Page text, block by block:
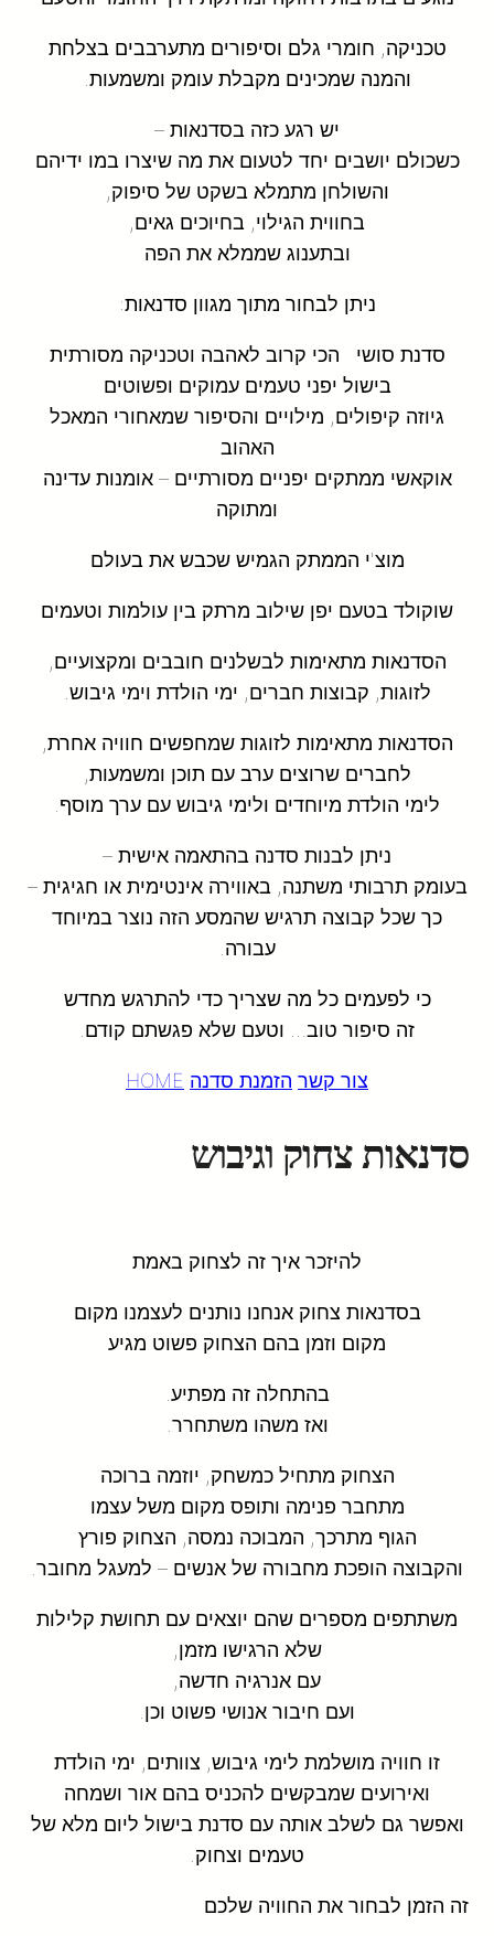
טכניקה, חומרי גלם וסיפורים מתערבבים בצלחת
והמנה שמכינים מקבלת עומק ומשמעות.
יש רגע כזה בסדנאות –
כשכולם יושבים יחד לטעום את מה שיצרו במו ידיהם
והשולחן מתמלא בשקט של סיפוק,
בחווית הגילוי, בחיוכים גאים,
ובתענוג שממלא את הפה
ניתן לבחור מתוך מגוון סדנאות:
סדנת סושי הכי קרוב לאהבה וטכניקה מסורתית
בישול יפני טעמים עמוקים ופשוטים
גיוזה קיפולים, מילויים והסיפור שמאחורי המאכל
האהוב
אוקאשי ממתקים יפניים מסורתיים – אומנות עדינה
ומתוקה
מוצ'י הממתק הגמיש שכבש את בעולם
שוקולד בטעם יפן שילוב מרתק בין עולמות וטעמים
הסדנאות מתאימות לבשלנים חובבים ומקצועיים,
לזוגות, קבוצות חברים, ימי הולדת וימי גיבוש.
הסדנאות מתאימות לזוגות שמחפשים חוויה אחרת,
לחברים שרוצים ערב עם תוכן ומשמעות,
לימי הולדת מיוחדים ולימי גיבוש עם ערך מוסף.
ניתן לבנות סדנה בהתאמה אישית –
בעומק תרבותי משתנה, באווירה אינטימית או חגיגית –
כך שכל קבוצה תרגיש שהמסע הזה נוצר במיוחד
עבורה.
כי לפעמים כל מה שצריך כדי להתרגש מחדש
זה סיפור טוב… וטעם שלא פגשתם קודם.
צור קשר הזמנת סדנה HOME
סדנאות צחוק וגיבוש
להיזכר איך זה לצחוק באמת
בסדנאות צחוק אנחנו נותנים לעצמנו מקום
מקום וזמן בהם הצחוק פשוט מגיע
בהתחלה זה מפתיע.
ואז משהו משתחרר.
הצחוק מתחיל כמשחק, יוזמה ברוכה
מתחבר פנימה ותופס מקום משל עצמו
הגוף מתרכך, המבוכה נמסה, הצחוק פורץ
והקבוצה הופכת מחבורה של אנשים – למעגל מחובר.
משתתפים מספרים שהם יוצאים עם תחושת קלילות
שלא הרגישו מזמן,
עם אנרגיה חדשה,
ועם חיבור אנושי פשוט וכן.
זו חוויה מושלמת לימי גיבוש, צוותים, ימי הולדת
ואירועים שמבקשים להכניס בהם אור ושמחה
ואפשר גם לשלב אותה עם סדנת בישול ליום מלא של
טעמים וצחוק.
זה הזמן לבחור את החוויה שלכם